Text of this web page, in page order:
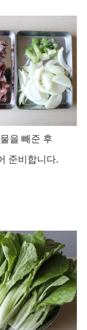
을 빼준 후
준비합니다.